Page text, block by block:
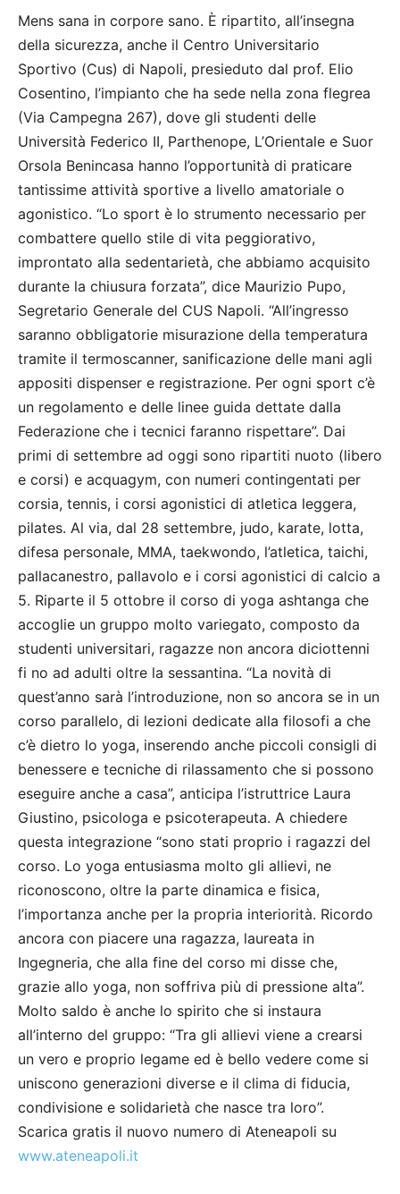
Mens sana in corpore sano. È ripartito, all’insegna
della sicurezza, anche il Centro Universitario
Sportivo (Cus) di Napoli, presieduto dal prof. Elio
Cosentino, l’impianto che ha sede nella zona flegrea
(Via Campegna 267), dove gli studenti delle
Università Federico II, Parthenope, L’Orientale e Suor
Orsola Benincasa hanno l’opportunità di praticare
tantissime attività sportive a livello amatoriale o
agonistico. “Lo sport è lo strumento necessario per
combattere quello stile di vita peggiorativo,
improntato alla sedentarietà, che abbiamo acquisito
durante la chiusura forzata”, dice Maurizio Pupo,
Segretario Generale del CUS Napoli. “All’ingresso
saranno obbligatorie misurazione della temperatura
tramite il termoscanner, sanificazione delle mani agli
appositi dispenser e registrazione. Per ogni sport c’è
un regolamento e delle linee guida dettate dalla
Federazione che i tecnici faranno rispettare”. Dai
primi di settembre ad oggi sono ripartiti nuoto (libero
e corsi) e acquagym, con numeri contingentati per
corsia, tennis, i corsi agonistici di atletica leggera,
pilates. Al via, dal 28 settembre, judo, karate, lotta,
difesa personale, MMA, taekwondo, l’atletica, taichi,
pallacanestro, pallavolo e i corsi agonistici di calcio a
5. Riparte il 5 ottobre il corso di yoga ashtanga che
accoglie un gruppo molto variegato, composto da
studenti universitari, ragazze non ancora diciottenni
fi no ad adulti oltre la sessantina. “La novità di
quest’anno sarà l’introduzione, non so ancora se in un
corso parallelo, di lezioni dedicate alla filosofi a che
c’è dietro lo yoga, inserendo anche piccoli consigli di
benessere e tecniche di rilassamento che si possono
eseguire anche a casa”, anticipa l’istruttrice Laura
Giustino, psicologa e psicoterapeuta. A chiedere
questa integrazione “sono stati proprio i ragazzi del
corso. Lo yoga entusiasma molto gli allievi, ne
riconoscono, oltre la parte dinamica e fisica,
l’importanza anche per la propria interiorità. Ricordo
ancora con piacere una ragazza, laureata in
Ingegneria, che alla fine del corso mi disse che,
grazie allo yoga, non soffriva più di pressione alta”.
Molto saldo è anche lo spirito che si instaura
all’interno del gruppo: “Tra gli allievi viene a crearsi
un vero e proprio legame ed è bello vedere come si
uniscono generazioni diverse e il clima di fiducia,
condivisione e solidarietà che nasce tra loro”.
Scarica gratis il nuovo numero di Ateneapoli su
www.ateneapoli.it